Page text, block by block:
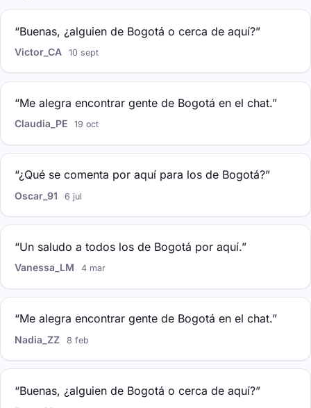
“Buenas, ¿alguien de Bogotá o cerca de aquí?”
Victor_CA 10 sept
“Me alegra encontrar gente de Bogotá en el chat.”
Claudia_PE 19 oct
“¿Qué se comenta por aquí para los de Bogotá?”
Oscar_91 6 jul
“Un saludo a todos los de Bogotá por aquí.”
Vanessa_LM 4 mar
“Me alegra encontrar gente de Bogotá en el chat.”
Nadia_ZZ 8 feb
“Buenas, ¿alguien de Bogotá o cerca de aquí?”